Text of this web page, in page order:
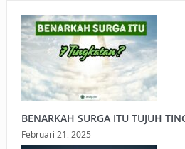
BENARKAH SURGA ITU TUJUH
Februari 21, 2025